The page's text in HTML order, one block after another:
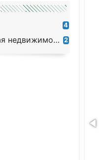
4
Коммерческая недвижимость 2